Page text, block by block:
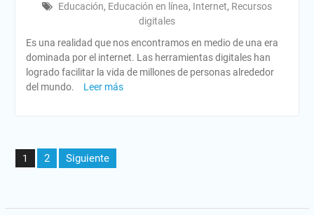
Educación, Educación en línea, Internet, Recursos
digitales
Es una realidad que nos encontramos en medio de una era
dominada por el internet. Las herramientas digitales han
logrado facilitar la vida de millones de personas alrededor
del mundo.
Leer más
Paginación
de
1 2 Siguiente